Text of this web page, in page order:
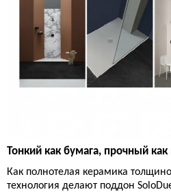
Тонкий как бумага, прочный
Как полнотелая керамика
технология делают поддон